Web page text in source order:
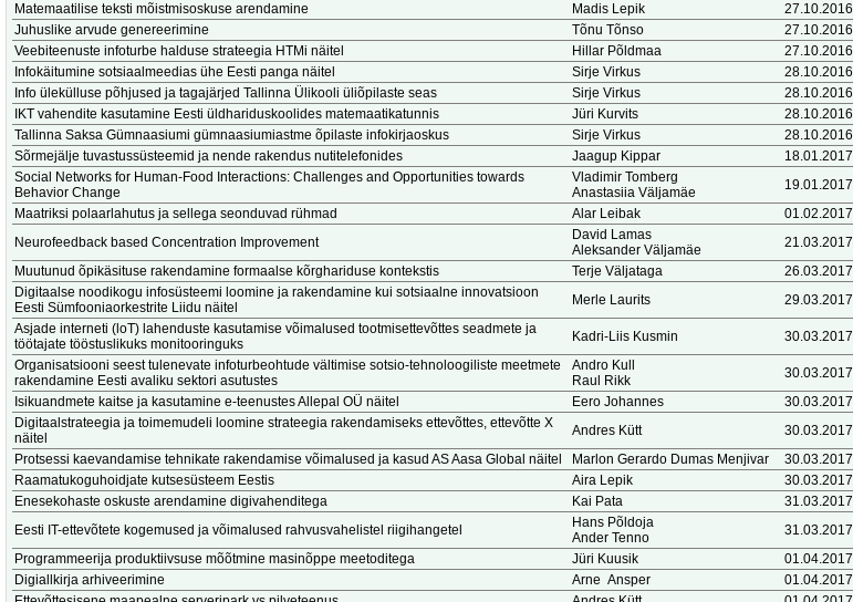
Matemaatilise teksti mõistmisoskuse arendamine
Madis Lepik 27.10.2016
Juhuslike arvude genereerimine
Tõnu Tõnso 27.10.2016
Veebiteenuste infoturbe halduse strateegia HTMi näitel
Hillar Põldmaa 27.10.2016
Infokäitumine sotsiaalmeedias ühe Eesti panga näitel
Sirje Virkus 28.10.2016
Info ülekülluse põhjused ja tagajärjed Tallinna Ülikooli üliõpilaste seas
Sirje Virkus 28.10.2016
IKT vahendite kasutamine Eesti üldhariduskoolides matemaatikatunnis
Jüri Kurvits 28.10.2016
Tallinna Saksa Gümnaasiumi gümnaasiumiastme õpilaste infokirjaoskus
Sirje Virkus 28.10.2016
Sõrmejälje tuvastussüsteemid ja nende rakendus nutitelefonides
Jaagup Kippar 18.01.2017
Social Networks for Human-Food Interactions: Challenges and Opportunities towards
Behavior Change
Vladimir Tomberg
Anastasiia Väljamäe
19.01.2017
Maatriksi polaarlahutus ja sellega seonduvad rühmad
Alar Leibak 01.02.2017
Neurofeedback based Concentration Improvement
David Lamas
Aleksander Väljamäe
21.03.2017
Muutunud õpikäsituse rakendamine formaalse kõrghariduse kontekstis
Terje Väljataga 26.03.2017
Digitaalse noodikogu infosüsteemi loomine ja rakendamine kui sotsiaalne innovatsioon
Eesti Sümfooniaorkestrite Liidu näitel
Merle Laurits 29.03.2017
Asjade interneti (loT) lahenduste kasutamise võimalused tootmisettevõttes seadmete ja
töötajate tööstuslikuks monitooringuks
Kadri-Liis Kusmin 30.03.2017
Organisatsiooni seest tulenevate infoturbeohtude vältimise sotsio-tehnoloogiliste meetmete
rakendamine Eesti avaliku sektori asutustes
Andro Kull
Raul Rikk
30.03.2017
Isikuandmete kaitse ja kasutamine e-teenustes Allepal OÜ näitel
Eero Johannes 30.03.2017
Digitaalstrateegia ja toimemudeli loomine strateegia rakendamiseks ettevõttes, ettevõtte X
näitel
Andres Kütt 30.03.2017
Protsessi kaevandamise tehnikate rakendamise võimalused ja kasud AS Aasa Global näitel
Marlon Gerardo Dumas Menjivar 30.03.2017
Raamatukoguhoidjate kutsesüsteem Eestis
Aira Lepik 30.03.2017
Enesekohaste oskuste arendamine digivahenditega
Kai Pata 31.03.2017
Eesti IT-ettevõtete kogemused ja võimalused rahvusvahelistel riigihangetel
Hans Põldoja
Ander Tenno
31.03.2017
Programmeerija produktiivsuse mõõtmine masinõppe meetoditega
Jüri Kuusik 01.04.2017
Digiallkirja arhiveerimine
Arne Ansper 01.04.2017